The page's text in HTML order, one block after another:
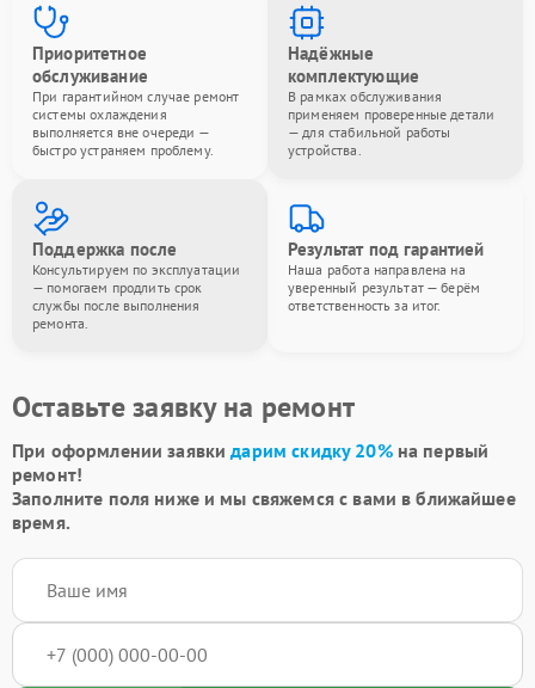
Приоритетное
обслуживание
При гарантийном случае ремонт
системы охлаждения
выполняется вне очереди —
быстро устраняем проблему.
Надёжные
комплектующие
В рамках обслуживания
применяем проверенные детали
— для стабильной работы
устройства.
Поддержка после
Консультируем по эксплуатации
— помогаем продлить срок
службы после выполнения
ремонта.
Результат под гарантией
Наша работа направлена на
уверенный результат — берём
ответственность за итог.
Оставьте заявку на ремонт
При оформлении заявкидарим скидку 20%на первый
ремонт!
Заполните поля ниже и мы свяжемся с вами в ближайшее
время.